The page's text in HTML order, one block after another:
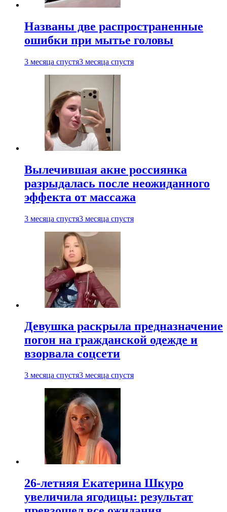
Названы две распространенные
ошибки при мытье головы
3 месяца спустя3 месяца спустя
Вылечившая акне россиянка
разрыдалась после неожиданного
эффекта от массажа
3 месяца спустя3 месяца спустя
Девушка раскрыла предназначение
погон на гражданской одежде и
взорвала соцсети
3 месяца спустя3 месяца спустя
26-летняя Екатерина Шкуро
увеличила ягодицы: результат